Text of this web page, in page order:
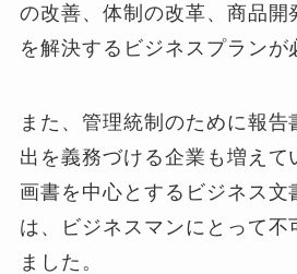
の改善、体制の改革、商品開
を解決するビジネスプランが
また、管理統制のために報告
出を義務づける企業も増えて
画書を中心とするビジネス文
は、ビジネスマンにとって不
ました。